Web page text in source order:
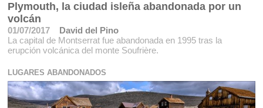
Plymouth, la ciudad isleña abandonada por un
volcán
01/07/2017
David del Pino
La capital de Montserrat fue abandonada en 1995 tras la
erupción volcánica del monte Soufrière.
LUGARES ABANDONADOS